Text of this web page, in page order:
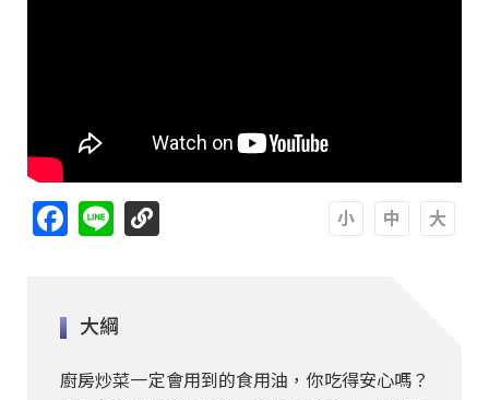
Facebook
Line
大綱
廚房炒菜一定會用到的食用油，你吃得安心嗎？